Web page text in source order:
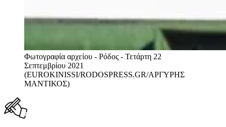
Φωτογραφία αρχείου - Ρόδος - Τετάρτη 22
Σεπτεμβρίου 2021
(EUROKINISSI/RODOSPRESS.GR/ΑΡΓΥΡΗΣ
ΜΑΝΤΙΚΟΣ)